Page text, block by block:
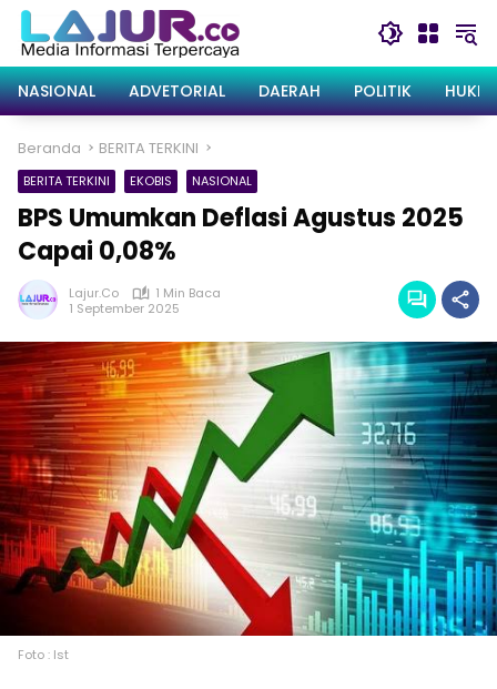
Langsung
konten
NASIONAL
ADVETORIAL DAERAH POLITIK
Beranda BERITA TERKINI
BERITA TERKINI EKOBIS NASIONAL
BPS Umumkan Deflasi Agustus 2025
Capai 0,08%
Lajur.co
1 Min Baca
1 September 2025
Foto : Ist